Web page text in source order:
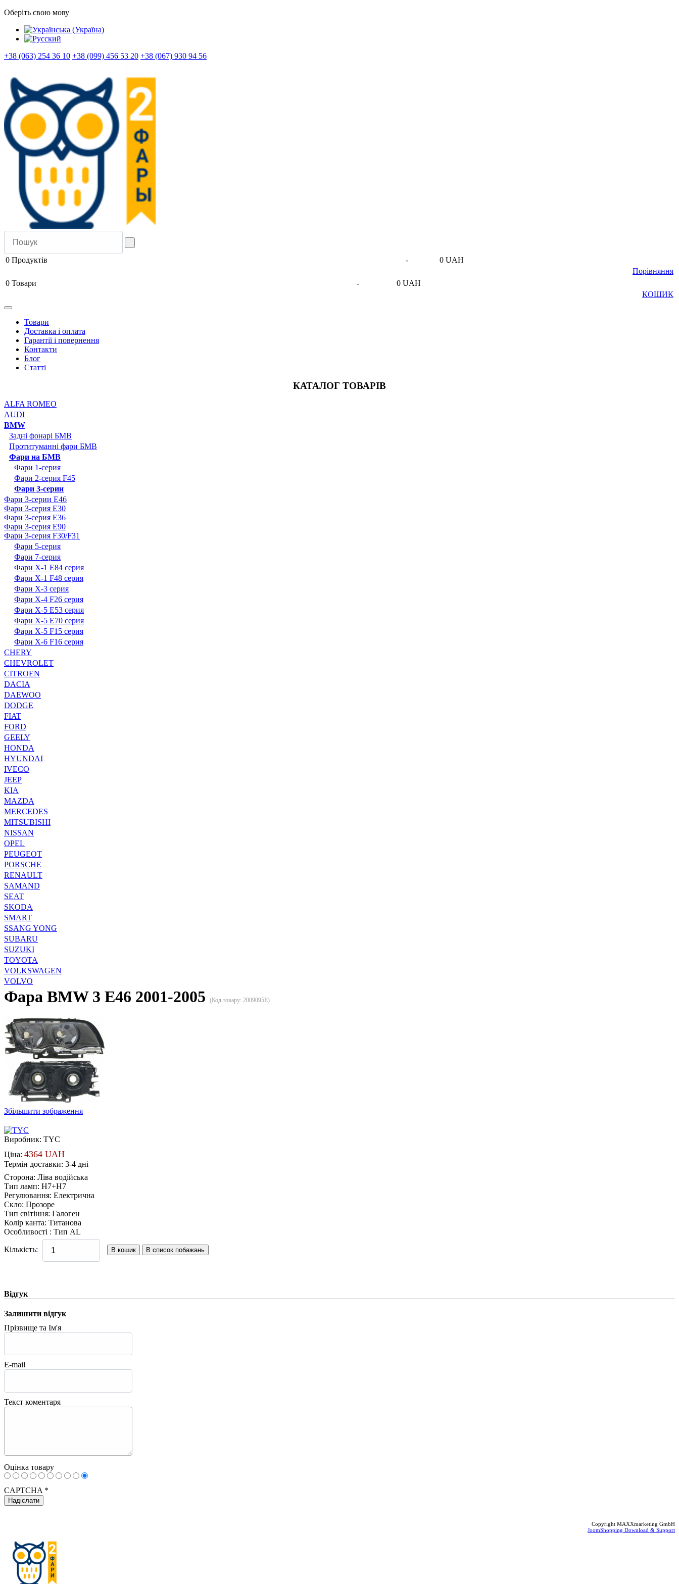
Оберіть свою мову
+38 (063) 254 36 10 +38 (099) 456 53 20 +38 (067) 930 94 56
0 Продуктів -
0 UAH
Порівняння
0 Товари -
0 UAH
КОШИК
Товари
Доставка і оплата
Гарантії і повернення
Контакти
Блог
Статті
КАТАЛОГ ТОВАРІВ
ALFA ROMEO
AUDI
BMW
Задні фонарі БМВ
Протитуманні фари БМВ
Фари на БМВ
Фари 1-серия
Фари 2-серия F45
Фари 3-серии
Фари 3-серии E46
Фари 3-серия E30
Фари 3-серия E36
Фари 3-серия E90
Фари 3-серия F30/F31
Фари 5-серия
Фари 7-серия
Фари X-1 E84 серия
Фари X-1 F48 серия
Фари X-3 серия
Фари X-4 F26 серия
Фари X-5 E53 серия
Фари X-5 E70 серия
Фари X-5 F15 серия
Фари X-6 F16 серия
CHERY
CHEVROLET
CITROEN
DACIA
DAEWOO
DODGE
FIAT
FORD
GEELY
HONDA
HYUNDAI
IVECO
JEEP
KIA
MAZDA
MERCEDES
MITSUBISHI
NISSAN
OPEL
PEUGEOT
PORSCHE
RENAULT
SAMAND
SEAT
SKODA
SMART
SSANG YONG
SUBARU
SUZUKI
TOYOTA
VOLKSWAGEN
VOLVO
Фара BMW 3 E46 2001-2005 (Код товару: 2009095E)
Збільшити зображення
Виробник: TYC
Ціна: 4364 UAH
Термін доставки: 3-4 дні
Сторона: Ліва водійська
Тип ламп: H7+H7
Регулювання: Електрична
Скло: Прозоре
Тип світіння: Галоген
Колір канта: Титанова
Особливості : Тип AL
Кількість:
Відгук
Залишити відгук
Прізвище та Ім'я
E-mail
Текст коментаря
Оцінка товару
CAPTCHA *
Copyright MAXXmarketing GmbH
JoomShopping Download & Support